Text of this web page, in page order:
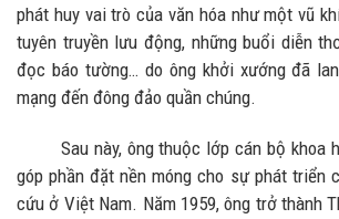
phát huy vai trò của văn hóa như một vũ
tuyên truyền lưu động, những buổi diễn
đọc báo tường… do ông khởi xướng đã
mạng đến đông đảo quần chúng.
Sau này, ông thuộc lớp cán bộ khoa
góp phần đặt nền móng cho sự phát triển
cứu ở Việt Nam. Năm 1959, ông trở thành